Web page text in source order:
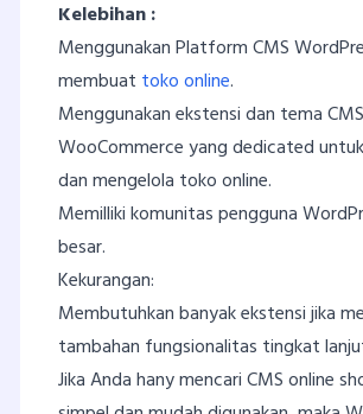
Kelebihan :
Menggunakan Platform CMS
membuat toko online.
Menggunakan ekstensi dan tema CMS
WooCommerce yang dedicated
dan mengelola toko online.
Memilliki komunitas pengguna
besar.
Kekurangan:
Membutuhkan banyak ekstensi jika
tambahan fungsionalitas tingkat
Jika Anda hany mencari CMS online